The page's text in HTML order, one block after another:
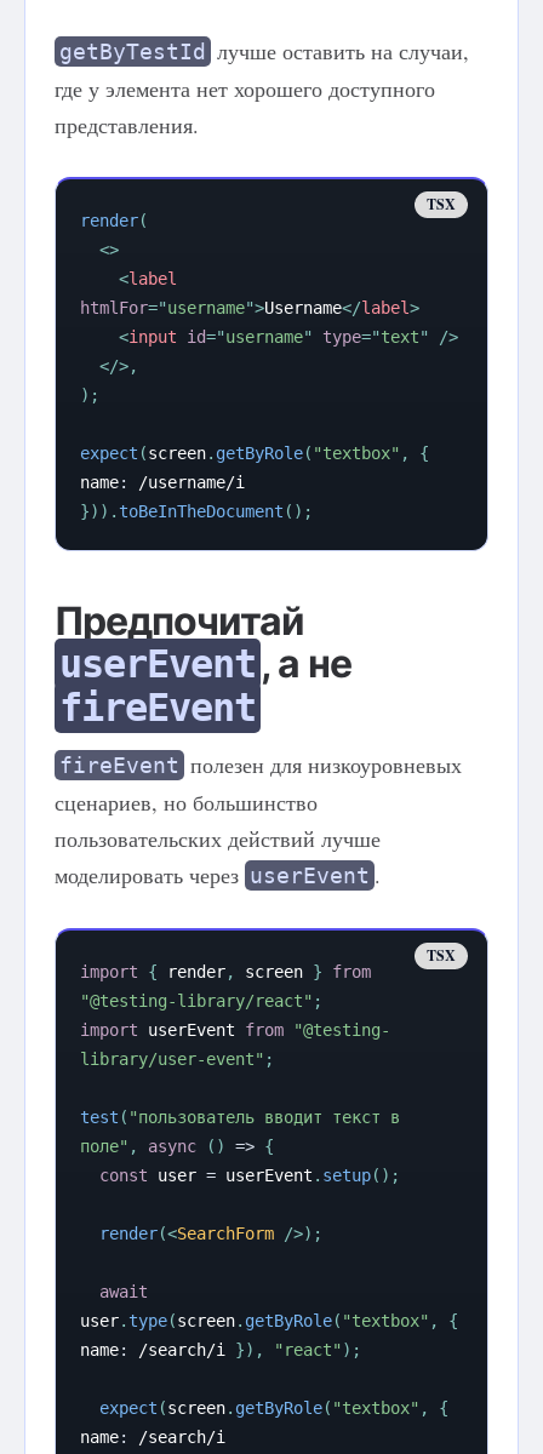
getByTestId лучше оставить на случаи,
где у элемента нет хорошего доступного
представления.
render(
<>
<label
htmlFor="username">Username</label>
<input id="username" type="text"
/>
</>,
) ;
expect (screen. getByRole( "textbox" ,
{
name: /username/i
}) ) . toBeInTheDocument ( ) ;
Предпочитай
userEvent , а не
fireEvent
fireEvent полезен для низкоуровневых
сценариев, но большинство
пользовательских действий лучше
моделировать через userEvent .
import { render, screen }
from
"@testing-library/react" ;
import userEvent from
"@testing-
library/user-event" ;
test ( "пользователь вводит текст в
поле" , async ( ) => {
const user = userEvent . setup( ) ;
render(<SearchForm />) ;
await
user. type(screen. getByRole( "textbox" ,
{
name: /search/i }) , "react" ) ;
expect (screen. getByRole( "textbox" ,
{
name: /search/i